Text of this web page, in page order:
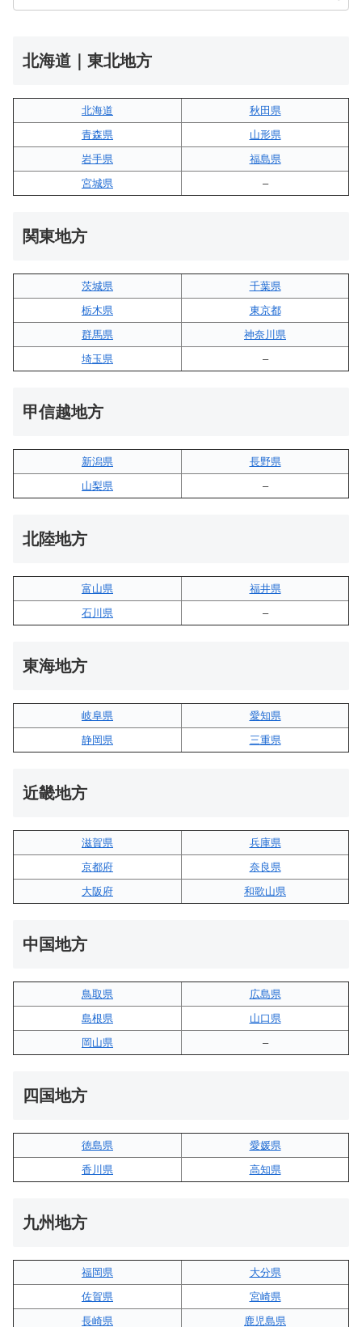
北海道｜東北地方
北海道
秋田県
青森県
山形県
岩手県
福島県
宮城県
–
関東地方
茨城県
千葉県
栃木県
東京都
群馬県
神奈川県
埼玉県
–
甲信越地方
新潟県
長野県
山梨県
–
北陸地方
富山県
福井県
石川県
–
東海地方
岐阜県
愛知県
静岡県
三重県
近畿地方
滋賀県
兵庫県
京都府
奈良県
大阪府
和歌山県
中国地方
鳥取県
広島県
島根県
山口県
岡山県
–
四国地方
徳島県
愛媛県
香川県
高知県
九州地方
福岡県
大分県
佐賀県
宮崎県
長崎県
鹿児島県